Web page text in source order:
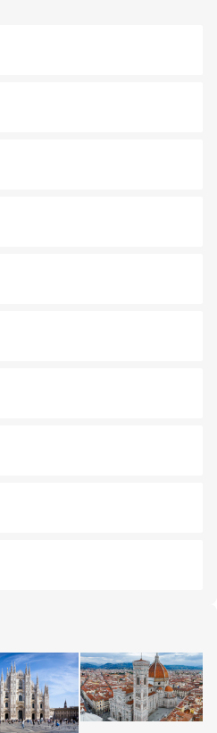
の風情を楽しめる外せないスポット